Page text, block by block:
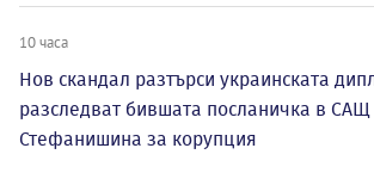
10 часа
Нов скандал разтърси украинската
разследват бившата посланичка в САЩ
Стефанишина за корупция